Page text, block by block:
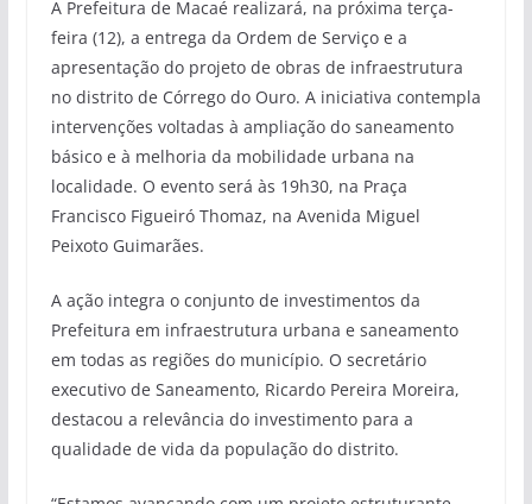
A Prefeitura de Macaé realizará, na próxima terça-
feira (12), a entrega da Ordem de Serviço e a
apresentação do projeto de obras de infraestrutura
no distrito de Córrego do Ouro. A iniciativa contempla
intervenções voltadas à ampliação do saneamento
básico e à melhoria da mobilidade urbana na
localidade. O evento será às 19h30, na Praça
Francisco Figueiró Thomaz, na Avenida Miguel
Peixoto Guimarães.
A ação integra o conjunto de investimentos da
Prefeitura em infraestrutura urbana e saneamento
em todas as regiões do município. O secretário
executivo de Saneamento, Ricardo Pereira Moreira,
destacou a relevância do investimento para a
qualidade de vida da população do distrito.